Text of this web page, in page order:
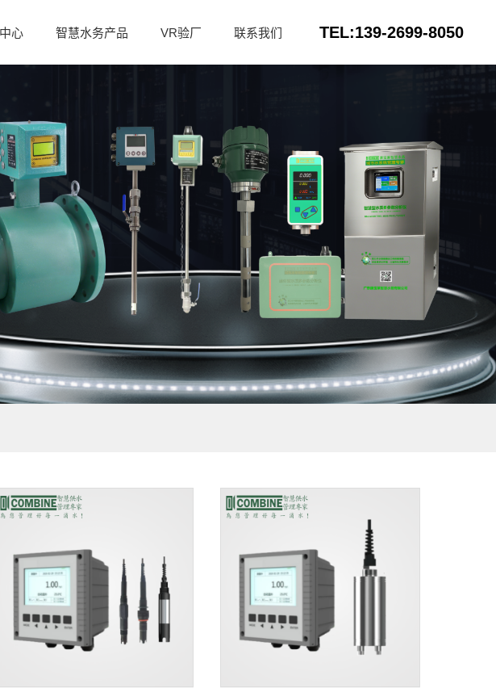
心 智慧水务产品 VR验厂 联系我们 TEL:139-2699-8050